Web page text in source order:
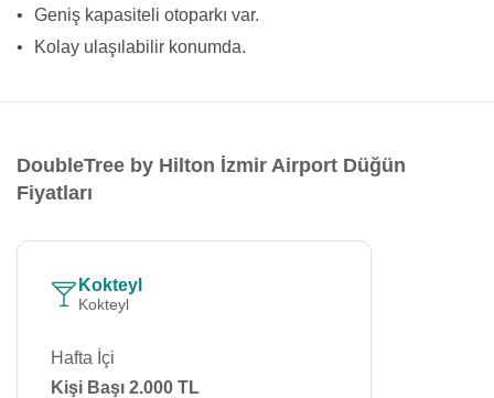
•
Geniş kapasiteli otoparkı var.
•
Kolay ulaşılabilir konumda.
DoubleTree by Hilton İzmir Airport Düğün
Fiyatları
Kokteyl
Kokteyl
Hafta İçi
Kişi Başı 2.000 TL